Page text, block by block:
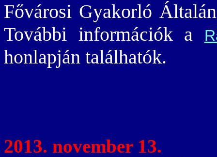
Fővárosi Gyakorló
További információk a
honlapján találhatók.
2013. november 13.